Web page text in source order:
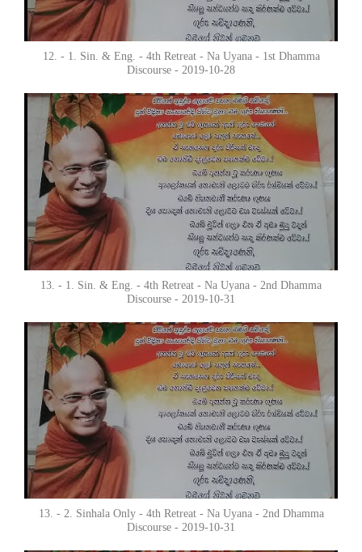
12. - 1. Sin. & Eng. - 4th Retreat - Na Uyana - 1st Dhamma
Discourse - 2019-10-28
13. - 1. Sin. & Eng. - 4th Retreat - Na Uyana - 2nd Dhamma
Discourse - 2019-10-31
13. - 2. Sinhala Only - 4th Retreat - Na Uyana - 2nd Dhamma
Discourse - 2019-10-31